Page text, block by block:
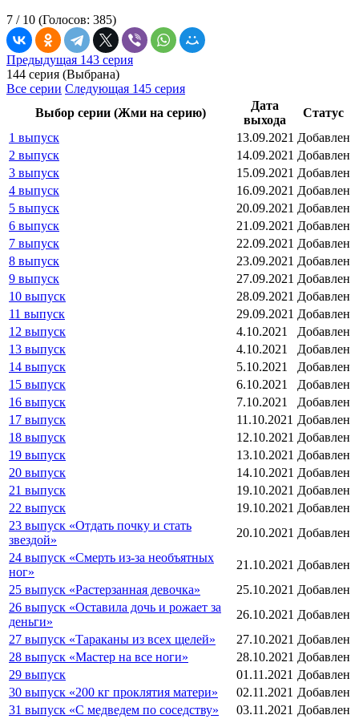
7 / 10 (Голосов: 385)
Предыдущая 143 серия
144 серия (Выбрана)
Все серии Следующая 145 серия
Выбор серии (Жми на серию)
Дата
выхода
Статус
1 выпуск
13.09.2021 Добавлен
2 выпуск
14.09.2021 Добавлен
3 выпуск
15.09.2021 Добавлен
4 выпуск
16.09.2021 Добавлен
5 выпуск
20.09.2021 Добавлен
6 выпуск
21.09.2021 Добавлен
7 выпуск
22.09.2021 Добавлен
8 выпуск
23.09.2021 Добавлен
9 выпуск
27.09.2021 Добавлен
10 выпуск
28.09.2021 Добавлен
11 выпуск
29.09.2021 Добавлен
12 выпуск
4.10.2021
Добавлен
13 выпуск
4.10.2021
Добавлен
14 выпуск
5.10.2021
Добавлен
15 выпуск
6.10.2021
Добавлен
16 выпуск
7.10.2021
Добавлен
17 выпуск
11.10.2021 Добавлен
18 выпуск
12.10.2021 Добавлен
19 выпуск
13.10.2021 Добавлен
20 выпуск
14.10.2021 Добавлен
21 выпуск
19.10.2021 Добавлен
22 выпуск
19.10.2021 Добавлен
23 выпуск «Отдать почку и стать
звездой»
20.10.2021 Добавлен
24 выпуск «Смерть из-за необъятных
ног»
21.10.2021 Добавлен
25 выпуск «Растерзанная девочка»
25.10.2021 Добавлен
26 выпуск «Оставила дочь и рожает за
деньги»
26.10.2021 Добавлен
27 выпуск «Тараканы из всех щелей»
27.10.2021 Добавлен
28 выпуск «Мастер на все ноги»
28.10.2021 Добавлен
29 выпуск
01.11.2021 Добавлен
30 выпуск «200 кг проклятия матери»
02.11.2021 Добавлен
31 выпуск «С медведем по соседству»
03.11.2021 Добавлен